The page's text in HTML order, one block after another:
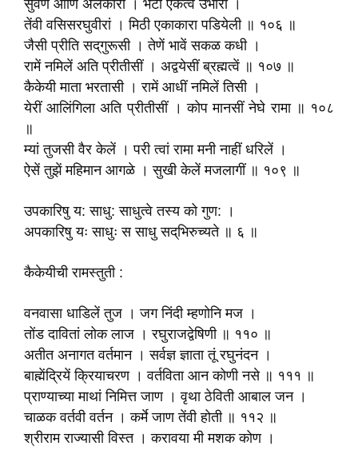
सुवर्ण आणि अलंकारा । भेटी एकत्वें उभारा ।
तेंवी वसिसरघुवीरां । मिठी एकाकारा पडियेली ॥ १०६ ॥
जैसी प्रीति सद्‌गुरूसी । तेणें भावें सकळ कधी ।
रामें नमिलें अति प्रीतीसीं । अद्वयेसीं ब्रह्मत्वें ॥ १०७ ॥
कैकेयी माता भरतासी । रामें आधीं नमिलें तिसी ।
येरीं आलिंगिला अति प्रीतीसीं । कोप मानसीं नेघे रामा ॥ १०८
॥
म्यां तुजसी वैर केलें । परी त्वां रामा मनी नाहीं धरिलें ।
ऐसें तुझें महिमान आगळे । सुखी केलें मजलागीं ॥ १०९ ॥
उपकारिषु य: साधु: साधुत्वे तस्य को गुण: ।
अपकारिषु यः साधुः स साधु सद्‌भिरुच्यते ॥ ६ ॥
कैकेयीची रामस्तुती :
वनवासा धाडिलें तुज । जग निंदी म्हणोनि मज ।
तोंड दावितां लोक लाज । रघुराजद्वेषिणी ॥ ११० ॥
अतीत अनागत वर्तमान । सर्वज्ञ ज्ञाता तूं रघुनंदन ।
बाह्मेंद्रियें क्रियाचरण । वर्तविता आन कोणी नसे ॥ १११ ॥
प्राण्याच्या माथां निमित्त जाण । वृथा ठेविती आबाल जन ।
चाळक वर्तवी वर्तन । कर्मे जाण तेंवी होती ॥ ११२ ॥
श्रीराम राज्यासी विस्त । करावया मी मशक कोण ।